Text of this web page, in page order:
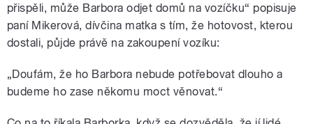
přispěli, může Barbora odjet domů na vozíčku“ popisuje
paní Mikerová, dívčina matka s tím, že hotovost, kterou
dostali, půjde právě na zakoupení vozíku:
„Doufám, že ho Barbora nebude potřebovat dlouho a
budeme ho zase někomu moct věnovat.“